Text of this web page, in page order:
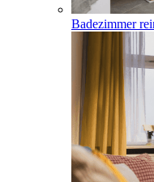
Badezimmer